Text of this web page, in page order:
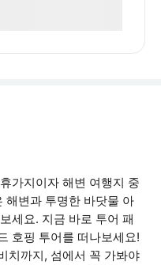
가지이자 해변 여행지 중
해변과 투명한 바닷물 아
세요. 지금 바로 투어 패
호핑 투어를 떠나보세요!
치까지, 섬에서 꼭 가봐야